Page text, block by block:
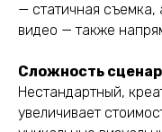
— статичная съемка,
видео — также
Сложность
Нестандартный,
увеличивает